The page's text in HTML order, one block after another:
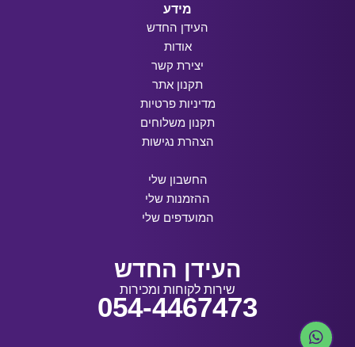
מידע
העידן החדש
אודות
יצירת קשר
תקנון אתר
מדיניות פרטיות
תקנון משלוחים
הצהרת נגישות
החשבון שלי
ההזמנות שלי
המועדפים שלי
העידן החדש
שירות לקוחות ומכירות
054-4467473